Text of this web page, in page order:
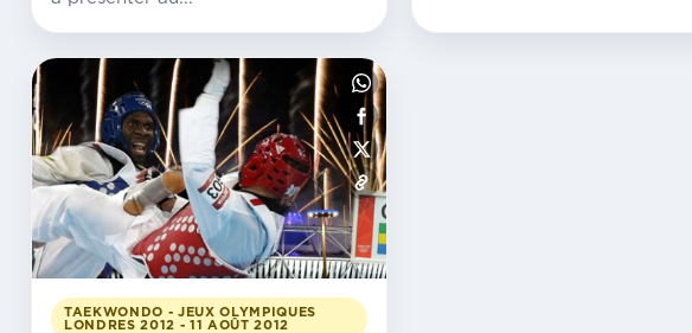
TAEKWONDO - JEUX OLYMPIQUES
LONDRES 2012 - 11 AOÛT 2012